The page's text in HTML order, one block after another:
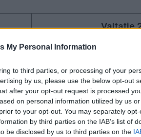
My Personal Information
to third parties, or processing of your
by us, please use the below opt-out
after your opt-out request is processed
on personal information utilized by us
to your opt-out. You may separately
by third parties on the IAB’s list of
be disclosed by us to third parties on the
Valtatie
Suuntaan
Liikenne sujuvaa